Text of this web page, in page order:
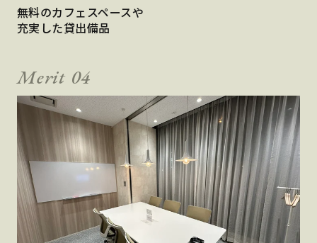
無料のカフェスペースや
充実した貸出備品
Merit 04